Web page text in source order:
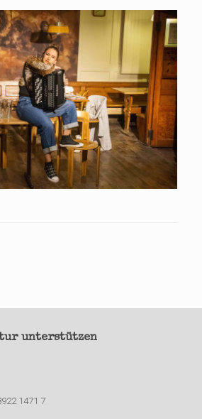
unterstützen
1471 7